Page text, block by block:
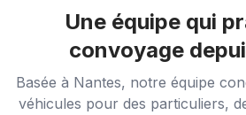
Une équipe qui
convoyage
Basée à Nantes, notre équipe
véhicules pour des particuliers,